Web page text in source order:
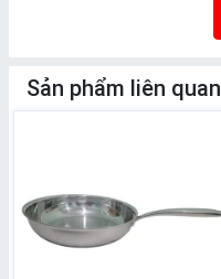
Sản phẩm liên quan